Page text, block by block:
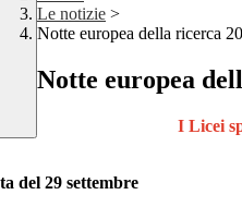
Le notizie >
Notte europea della ricerca
Notte europea
I Licei
del 29 settembre